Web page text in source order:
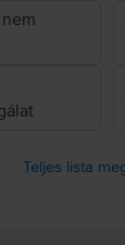
Teljes lista